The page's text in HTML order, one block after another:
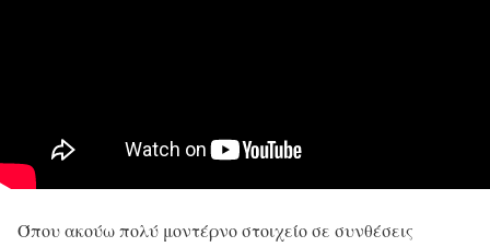
Όπου ακούω πολύ μοντέρνο στοιχείο σε συνθέσεις